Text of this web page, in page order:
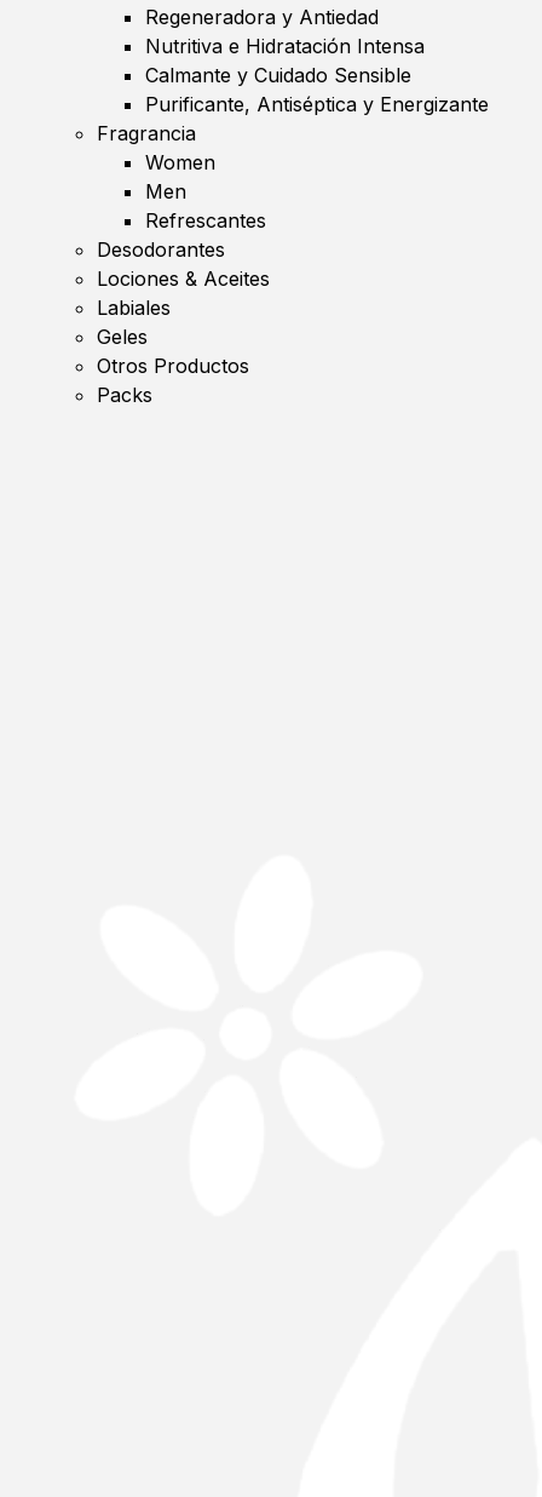
Regeneradora y Antiedad
Nutritiva e Hidratación Intensa
Calmante y Cuidado Sensible
Purificante, Antiséptica y Energizante
Fragrancia
Women
Men
Refrescantes
Desodorantes
Lociones & Aceites
Labiales
Geles
Otros Productos
Packs